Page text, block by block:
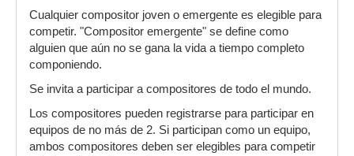
Cualquier compositor joven o emergente es elegible para
competir. "Compositor emergente" se define como
alguien que aún no se gana la vida a tiempo completo
componiendo.
Se invita a participar a compositores de todo el mundo.
Los compositores pueden registrarse para participar en
equipos de no más de 2. Si participan como un equipo,
ambos compositores deben ser elegibles para competir